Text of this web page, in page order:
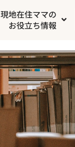
現地在住ママの
お役立ち情報